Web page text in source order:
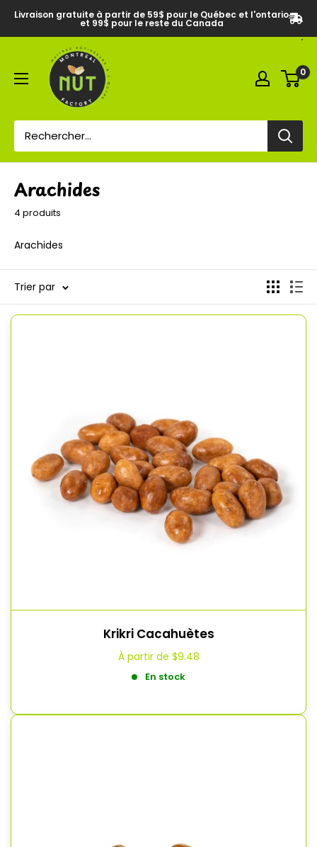
Livraison gratuite à partir de 59$ pour le Québec et l'ontario
et 99$ pour le reste du Canada
0
Arachides
4 produits
Arachides
Trier par
Krikri Cacahuètes
À partir de $9.48
En stock